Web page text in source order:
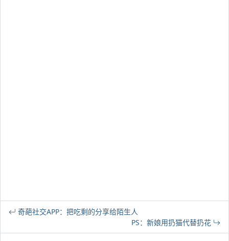
奇葩社交APP：把吃剩的分享给陌生人
PS：新娘用扔猫代替扔花